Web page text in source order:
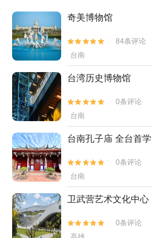
奇美博物馆


84条评论
台南
台湾历史博物馆


0条评论
台南
台南孔子庙 全台首学


0条评论
台南
卫武营艺术文化中心


0条评论